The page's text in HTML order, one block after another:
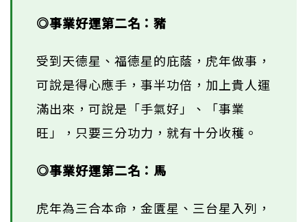
◎事業好運第二名：豬
受到天德星、福德星的庇蔭，虎年做事，
可說是得心應手，事半功倍，加上貴人運
滿出來，可說是「手氣好」、「事業
旺」，只要三分功力，就有十分收穫。
◎事業好運第二名：馬
虎年為三合本命，金匱星、三台星入列，